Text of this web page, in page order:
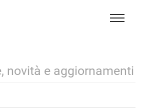
novità e aggiornamenti